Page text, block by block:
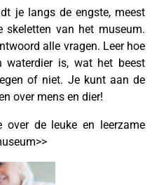
je langs de engste, meest
skeletten van het museum.
alle vragen. Leer hoe
is, wat het beest
of niet. Je kunt aan de
over mens en dier!
de leuke en leerzame